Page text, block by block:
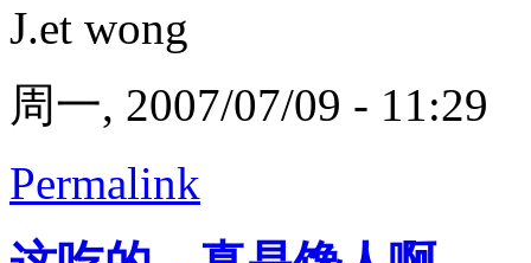
J.et wong
周一, 2007/07/09 - 11:29
Permalink